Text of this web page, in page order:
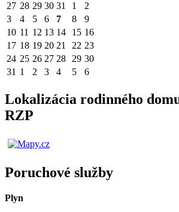
27 28 29 30 31 1
2
3
4 5 6 7 8
9
10 11 12 13 14 15 16
17 18 19 20 21 22 23
24 25 26 27 28 29 30
31 1 2 3 4 5 6
Lokalizácia rodinného
RZP
Poruchové služby
Plyn